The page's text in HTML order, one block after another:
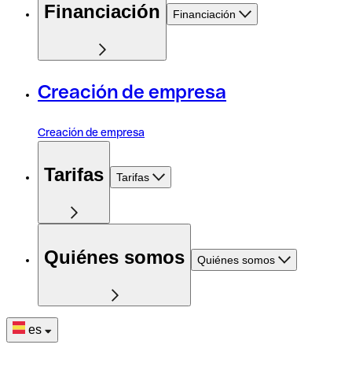
Financiación Financiación
Creación de empresa
Creación de empresa
Tarifas Tarifas
Quiénes somos Quiénes somos
es